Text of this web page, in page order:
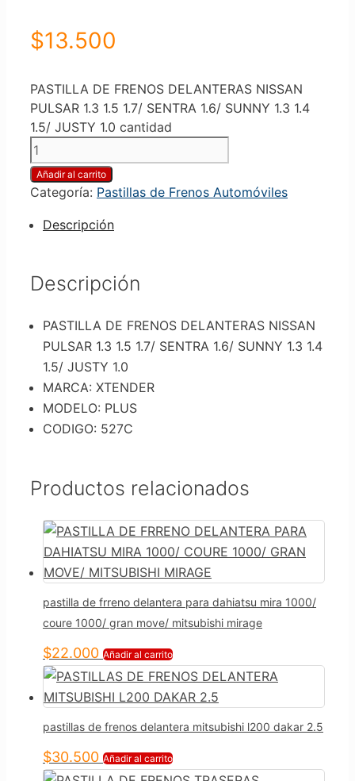
$13.500
PASTILLA DE FRENOS DELANTERAS NISSAN
PULSAR 1.3 1.5 1.7/ SENTRA 1.6/ SUNNY 1.3 1.4
1.5/ JUSTY 1.0 cantidad
Añadir al carrito
Categoría: Pastillas de Frenos Automóviles
Descripción
Descripción
PASTILLA DE FRENOS DELANTERAS NISSAN
PULSAR 1.3 1.5 1.7/ SENTRA 1.6/ SUNNY 1.3 1.4
1.5/ JUSTY 1.0
MARCA: XTENDER
MODELO: PLUS
CODIGO: 527C
Productos relacionados
pastilla de frreno delantera para dahiatsu mira 1000/
coure 1000/ gran move/ mitsubishi mirage
$22.000 Añadir al carrito
pastillas de frenos delantera mitsubishi l200 dakar 2.5
$30.500 Añadir al carrito